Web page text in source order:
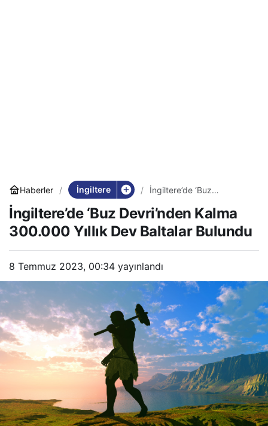
Haberler İngiltere
İngiltere’de ‘Buz
300.000 Yıllık Dev
Baltalar Bulundu
İngiltere’de ‘Buz Devri’nden Kalma
300.000 Yıllık Dev Baltalar Bulundu
8 Temmuz 2023, 00:34 yayınlandı